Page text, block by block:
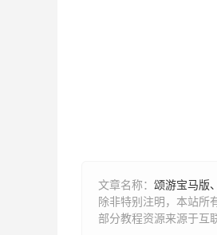
文章名称： 颂游宝马版
除非特别注明，本站所
部分教程资源来源于互